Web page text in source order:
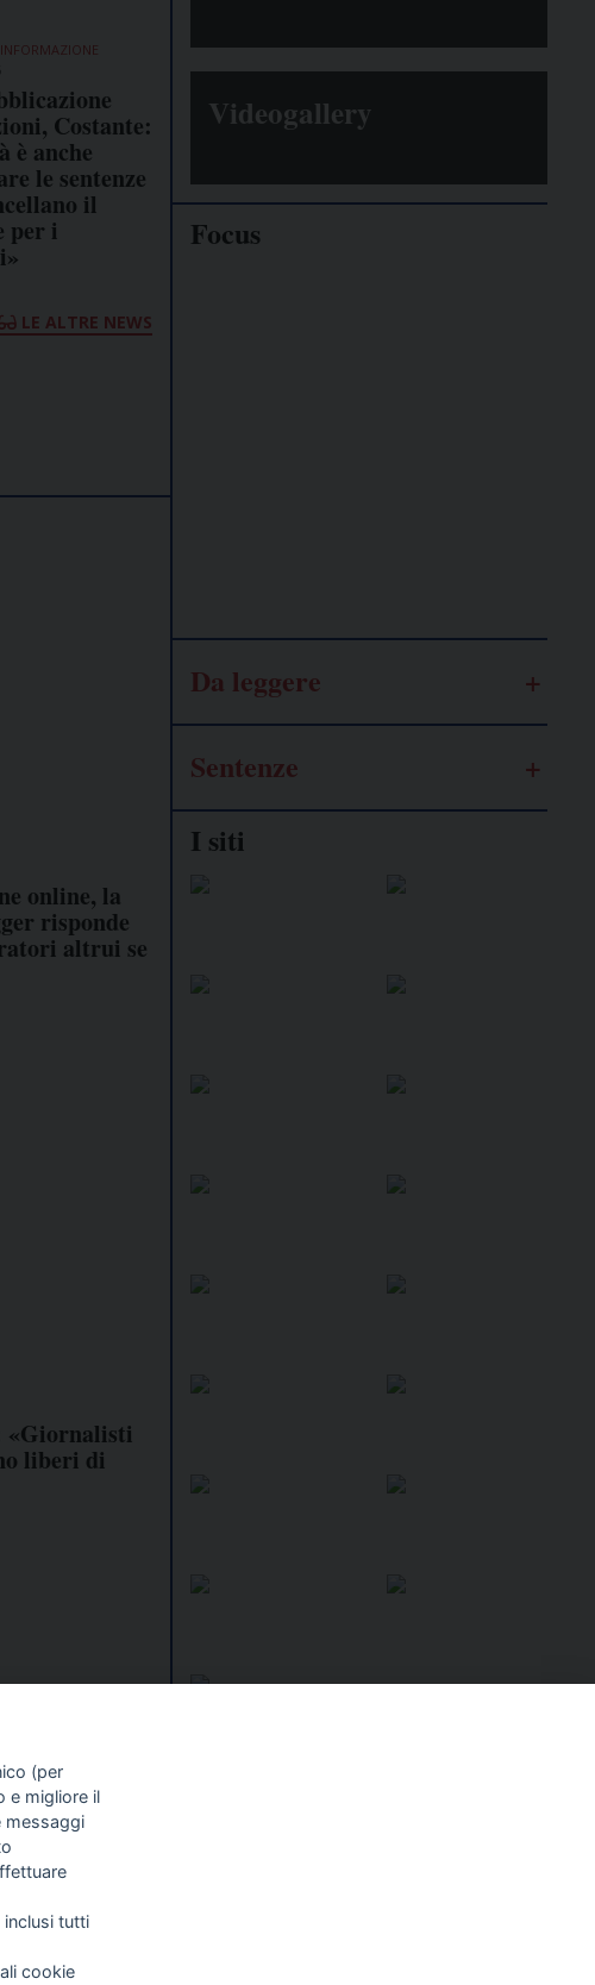
Costante:
è anche
le sentenze
il
per i
LE ALTRE NEWS
online, la
risponde
altrui se
«Giornalisti
liberi di
Videogallery
Focus
Da leggere
Sentenze
I siti
INTELLIGENZA
(per
e migliore il
messaggi
inclusi tutti
cookie